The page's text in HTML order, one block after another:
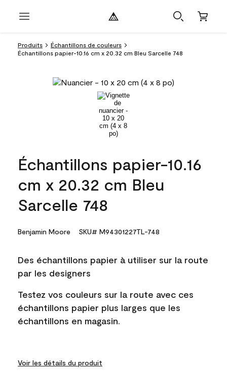
Produits
Échantillons de couleurs
Échantillons papier-10.16 cm x 20.32 cm Bleu Sarcelle 748
Échantillons papier-10.16
cm x 20.32 cm Bleu
Sarcelle 748
Benjamin Moore SKU# M94301227TL-748
Des échantillons papier à utiliser sur la route
par les designers
Testez vos couleurs sur la route avec ces
échantillons papier plus larges que les
échantillons en magasin.
Voir les détails du produit